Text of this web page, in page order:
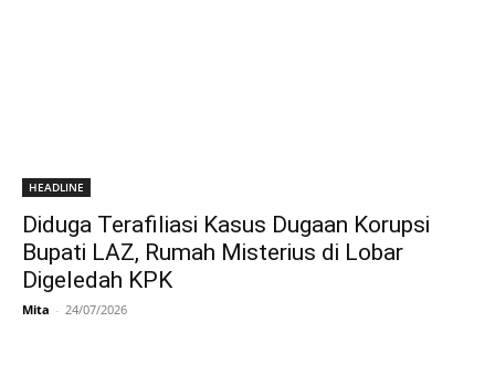
HEADLINE
Diduga Terafiliasi Kasus Dugaan Korupsi
Bupati LAZ, Rumah Misterius di Lobar
Digeledah KPK
Mita - 24/07/2026